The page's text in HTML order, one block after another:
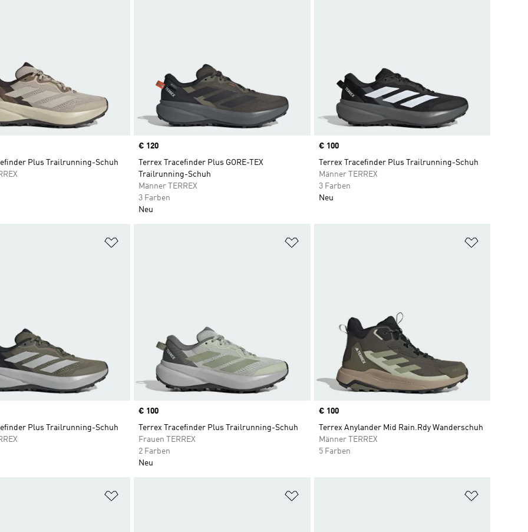
Plus Trailrunning-Schuh
Price
€ 120
Terrex Tracefinder Plus GORE-TEX
Trailrunning-Schuh
Männer TERREX
3 Farben
Neu
Price
€ 100
Terrex Tracefinder Plus Trailrunning-Schuh
Männer TERREX
3 Farben
Neu
Plus Trailrunning-Schuh
Price
€ 100
Terrex Tracefinder Plus Trailrunning-Schuh
Frauen TERREX
2 Farben
Neu
Price
€ 100
Terrex Anylander Mid Rain.Rdy Wanderschuh
Männer TERREX
5 Farben